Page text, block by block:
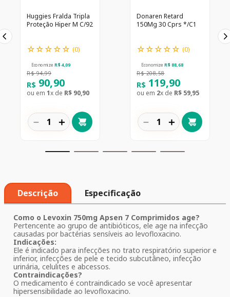
Huggies Fralda Tripla
Proteção Hiper M C/92
☆☆☆☆☆ (0)
Economize R$ 4,09
R$ 94,99
R$ 90,90
ou em 1x de R$ 90,90
＋
－
Donaren Retard
150Mg 30 Cprs */C1
☆☆☆☆☆ (0)
Economize R$ 88,68
R$ 208,58
R$ 119,90
ou em 2x de R$ 59,95
＋
－
Descrição Especificação
Como o Levoxin 750mg Apsen 7 Comprimidos age?
Pertencente ao grupo de antibióticos, ele age na infecção
causadas por bactérias sensíveis ao levofloxacino.
Indicações:
Ele é indicado para infecções no trato respiratório superior e
inferior, infecções de pele e tecido subcutâneo, infecção
urinária, celulites e abcessos.
Contraindicações?
O medicamento é contraindicado se você apresentar
hipersensibilidade ao levofloxacino.